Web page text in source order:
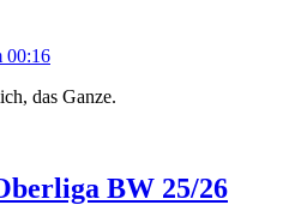
00:16
das Ganze.
BW 25/26